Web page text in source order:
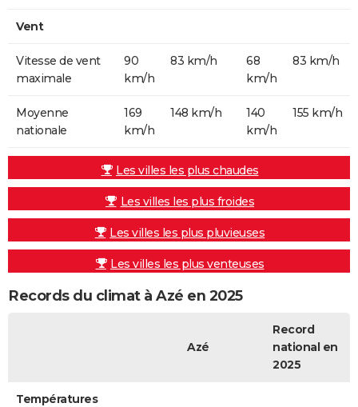
Vent
Vitesse de vent
maximale
90
km/h
83 km/h
68
km/h
83 km/h
Moyenne
nationale
169
km/h
148 km/h
140
km/h
155 km/h
Les villes les plus chaudes
Les villes les plus froides
Les villes les plus pluvieuses
Les villes les plus venteuses
Records du climat à Azé en 2025
Azé
Record
national en
2025
Températures